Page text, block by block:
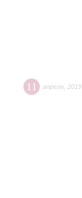
11 апреля 2019